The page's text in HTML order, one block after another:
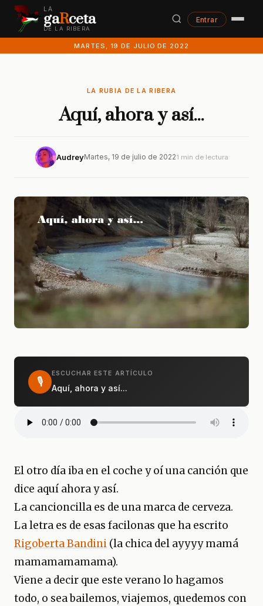
LA
gaRceta
DE LA RIBERA
Entrar
MARTES, 19 DE JULIO DE 2022
LA RUBIA DE LA RIBERA
Aquí, ahora y así...
AudreyMartes, 19 de julio de 20221 min de lectura
🎙
ESCUCHAR ESTE ARTÍCULO
Aquí, ahora y así...
El otro día iba en el coche y oí una canción que
dice aquí ahora y así.
La cancioncilla es de una marca de cerveza.
La letra es de esas facilonas que ha escrito
Rigoberta Bandini (la chica del ayyyy mamá
mamamamamama).
Viene a decir que este verano lo hagamos
todo, o sea bailemos, viajemos, quedemos con